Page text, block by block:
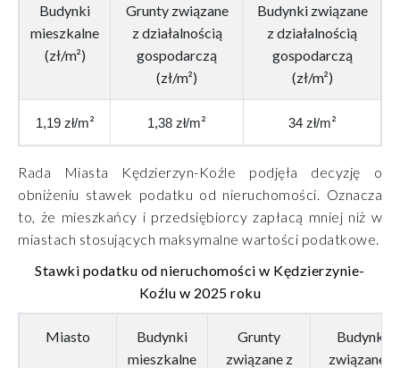
Budynki
mieszkalne
(zł/m²)
Grunty związane
z działalnością
gospodarczą
(zł/m²)
Budynki związane
z działalnością
gospodarczą
(zł/m²)
1,19 zł/m² 1,38 zł/m² 34 zł/m²
Rada Miasta Kędzierzyn-Koźle podjęła decyzję o
obniżeniu stawek podatku od nieruchomości. Oznacza
to, że mieszkańcy i przedsiębiorcy zapłacą mniej niż w
miastach stosujących maksymalne wartości podatkowe.
Stawki podatku od nieruchomości w Kędzierzynie-
Koźlu w 2025 roku
Miasto
Budynki
mieszkalne
Grunty
związane z
Budynki
związane z